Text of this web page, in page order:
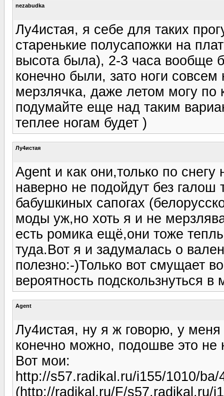
nezabudka
Лу4истая, я себе для таких
старенькие полусапожки на
высота была), 2-3 часа вообще
конечно были, зато ноги
мерзлячка, даже летом могу по
подумайте еще над таким
теплее ногам будет )
Лу4истая
Agent и как они,только по снегу
наверно не подойдут без
бабушкиных сапогах
моды уж,но хоть я и не
есть ромика ещё,они тоже
туда.Вот я и задумалась о
полезно:-)Только вот смущает
вероятность подскользнуться в
Agent
Лу4истая, ну я ж говорю, у
конечно можно, подошве это не
Вот мои:
http://s57.radikal.ru/i155/1010/
(http://radikal.ru/F/s57.radikal.ru/